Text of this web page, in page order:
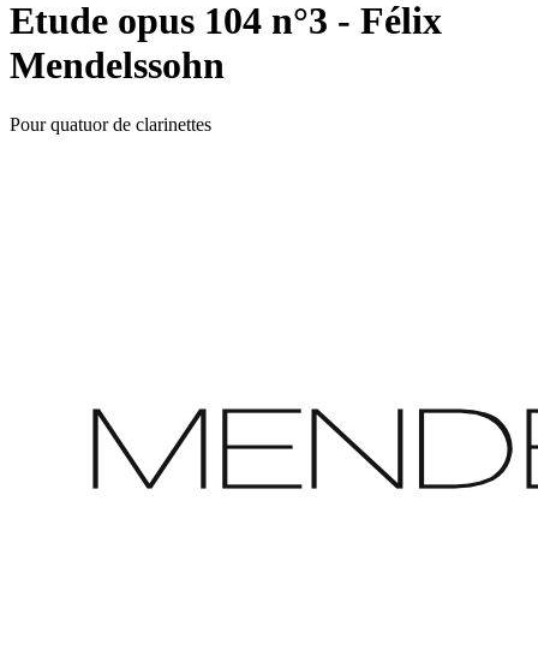
Etude opus 104 n°3 - Félix
Mendelssohn
Pour quatuor de clarinettes